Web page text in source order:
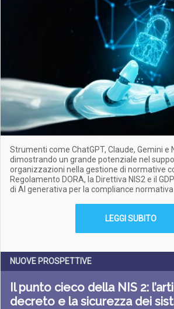
Strumenti come ChatGPT, Claude, Gemini e
dimostrando un grande potenziale nel
organizzazioni nella gestione di normative
Regolamento DORA, la Direttiva NIS2 e il
di AI generativa per la compliance normativa
LEGGI SUBITO
NUOVE PROSPETTIVE
Il punto cieco della NIS 2:
decreto e la sicurezza dei